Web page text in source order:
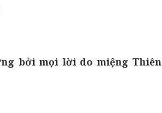
bởi mọi lời do miệng Thiên